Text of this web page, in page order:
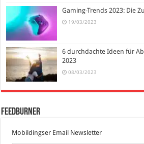
Gaming-Trends 2023: Die
19/03/2023
6 durchdachte Ideen für
2023
08/03/2023
FeedBurner
Mobildingser Email Newsletter